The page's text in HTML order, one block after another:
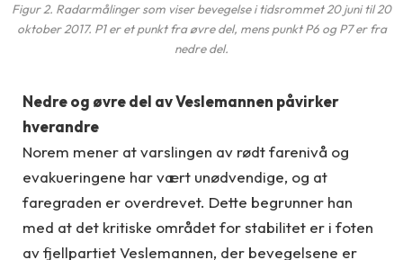
Figur 2. Radarmålinger som viser bevegelse i tidsrommet 20 juni til 20
oktober 2017. P1 er et punkt fra øvre del, mens punkt P6 og P7 er fra
nedre del.
Nedre og øvre del av Veslemannen påvirker
hverandre
Norem mener at varslingen av rødt farenivå og
evakueringene har vært unødvendige, og at
faregraden er overdrevet. Dette begrunner han
med at det kritiske området for stabilitet er i foten
av fjellpartiet Veslemannen, der bevegelsene er